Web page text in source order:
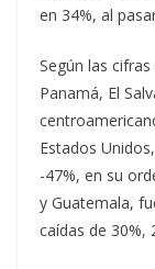
en 34%, al
Según las
Panamá, El
Estados
-47%, en su
y Guatemala,
caídas de 30%,